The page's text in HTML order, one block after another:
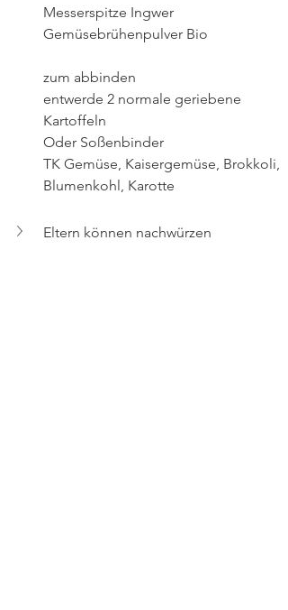
Messerspitze Ingwer
Gemüsebrühenpulver Bio
zum abbinden
entwerde 2 normale geriebene
Kartoffeln
Oder Soßenbinder
TK Gemüse, Kaisergemüse, Brokkoli,
Blumenkohl, Karotte
Eltern können nachwürzen